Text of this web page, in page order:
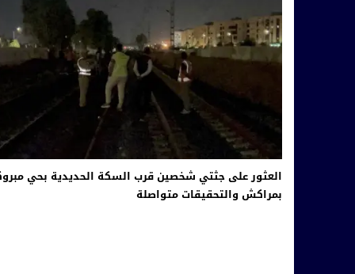
العثور على جثتي شخصين قرب السكة الحديدية بحي
بمراكش والتحقيقات متواصلة